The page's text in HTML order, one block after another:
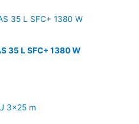
35 L SFC+ 1380 W